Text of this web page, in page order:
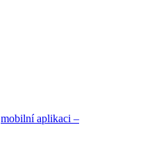
mobilní aplikaci –